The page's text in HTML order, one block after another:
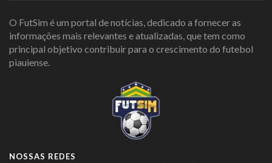
O FutSim é um portal de notícias, dedicado a fornecer as
informações mais relevantes e atualizadas, que tem como
principal objetivo contribuir para o crescimento do futebol
piauiense.
NOSSAS REDES